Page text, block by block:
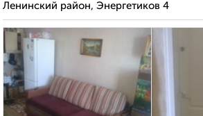
Ленинский район, Энергетиков 4